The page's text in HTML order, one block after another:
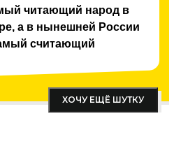
читающий народ в
а в нынешней России
считающий
ХОЧУ ЕЩЁ ШУТКУ